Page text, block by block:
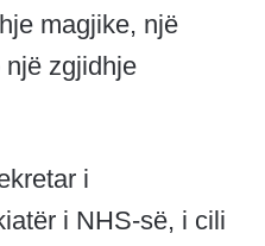
magjike, një
zgjidhje
i
i NHS-së, i cili